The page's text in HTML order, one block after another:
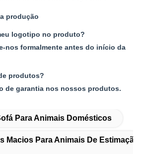
produção
logotipo no produto?
nos formalmente antes do início da
produtos?
de garantia nos nossos produtos.
Para Animais Domésticos
Macios Para Animais De Estimação